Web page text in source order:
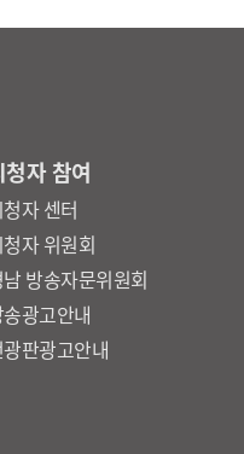
청자 참여
자 센터
자 위원회
방송자문위원회
광고안내
판광고안내